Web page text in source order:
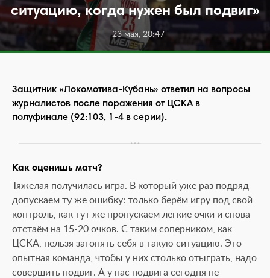
ситуацию, когда нужен был подвиг»
23 мая, 20:47
Защитник «Локомотива-Кубань» ответил на вопросы
журналистов после поражения от ЦСКА в
полуфинале (92:103, 1-4 в серии).
Как оценишь матч?
Тяжёлая получилась игра. В который уже раз подряд
допускаем ту же ошибку: только берём игру под свой
контроль, как тут же пропускаем лёгкие очки и снова
отстаём на 15-20 очков. С таким соперником, как
ЦСКА, нельзя загонять себя в такую ситуацию. Это
опытная команда, чтобы у них столько отыграть, надо
совершить подвиг. А у нас подвига сегодня не